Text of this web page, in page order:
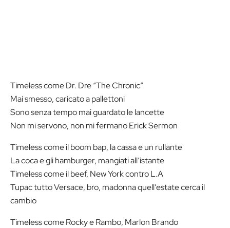
Timeless come Dr. Dre “The Chronic”
Mai smesso, caricato a pallettoni
Sono senza tempo mai guardato le lancette
Non mi servono, non mi fermano Erick Sermon
Timeless come il boom bap, la cassa e un rullante
La coca e gli hamburger, mangiati all’istante
Timeless come il beef, New York contro L.A
Tupac tutto Versace, bro, madonna quell’estate cerca il
cambio
Timeless come Rocky e Rambo, Marlon Brando